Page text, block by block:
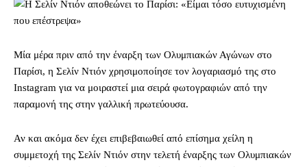
Μία μέρα πριν από την έναρξη των Ολυμπιακών Αγώνων στο
Παρίσι, η Σελίν Ντιόν χρησιμοποίησε τον λογαριασμό της στο
Instagram για να μοιραστεί μια σειρά φωτογραφιών από την
παραμονή της στην γαλλική πρωτεύουσα.
Αν και ακόμα δεν έχει επιβεβαιωθεί από επίσημα χείλη η
συμμετοχή της Σελίν Ντιόν στην τελετή έναρξης των Ολυμπιακών